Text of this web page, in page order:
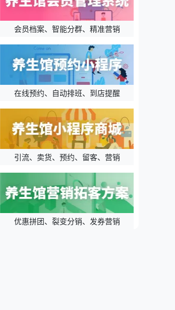
会员档案、智能分群、精准营销
在线预约、自动排班、到店提醒
引流、卖货、预约、留客、营销
优惠拼团、裂变分销、发券营销